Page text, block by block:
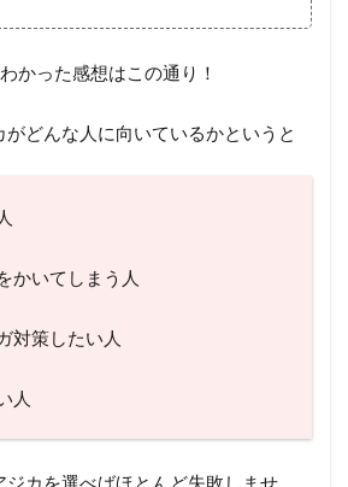
かった感想はこの通り！
どんな人に向いているかというと
かいてしまう人
対策したい人
人
ジカを選べばほとんど失敗しませ